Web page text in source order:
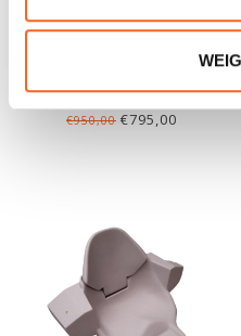
KAYAKZONE CARIBOU
ADVENTURE 430 LUXE
€950,00 €795,00